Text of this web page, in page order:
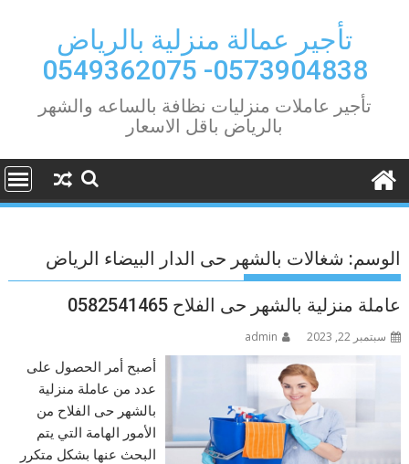
تأجير عمالة منزلية بالرياض
0573904838- 0549362075
تأجير عاملات منزليات نظافة بالساعه والشهر
بالرياض باقل الاسعار
الوسم: شغالات بالشهر حى الدار البيضاء الرياض
عاملة منزلية بالشهر حى الفلاح 0582541465
سبتمبر 22, 2023 admin
أصبح أمر الحصول على
عدد من عاملة منزلية
بالشهر حى الفلاح من
الأمور الهامة التي يتم
البحث عنها بشكل متكرر